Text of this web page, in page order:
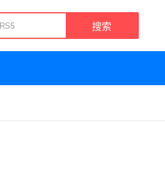
搜索